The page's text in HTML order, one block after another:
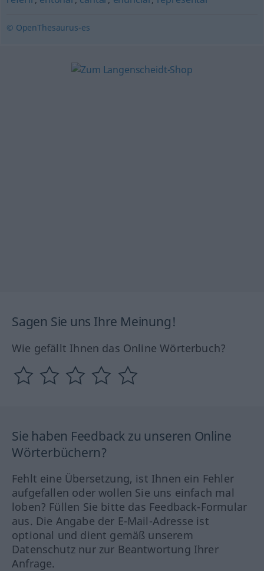
© OpenThesaurus-es
Sagen Sie uns Ihre Meinung!
Wie gefällt Ihnen das Online Wörterbuch?
Sie haben Feedback zu unseren Online
Wörterbüchern?
Fehlt eine Übersetzung, ist Ihnen ein Fehler
aufgefallen oder wollen Sie uns einfach mal
loben? Füllen Sie bitte das Feedback-Formular
aus. Die Angabe der E-Mail-Adresse ist
optional und dient gemäß unserem
Datenschutz nur zur Beantwortung Ihrer
Anfrage.